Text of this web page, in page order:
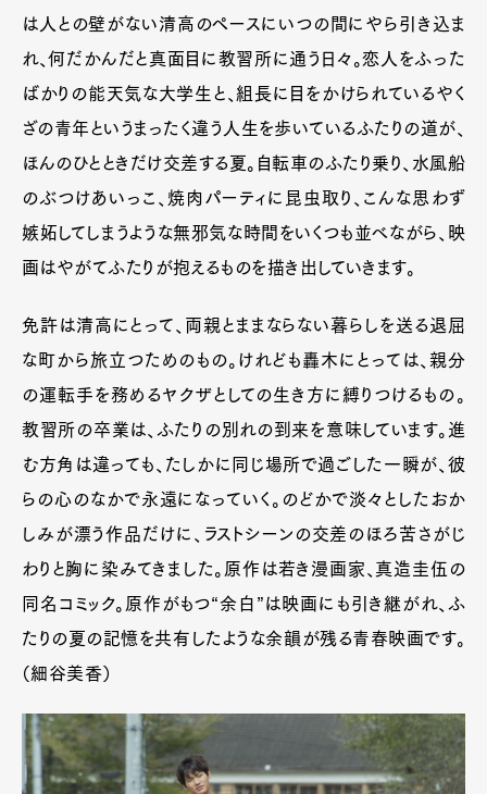
は人との壁がない清高のペースにいつの間にやら引き込ま
れ、何だかんだと真面目に教習所に通う日々。恋人をふった
ばかりの能天気な大学生と、組長に目をかけられているやく
ざの青年というまったく違う人生を歩いているふたりの道が、
ほんのひとときだけ交差する夏。自転車のふたり乗り、水風船
のぶつけあいっこ、焼肉パーティに昆虫取り、こんな思わず
嫉妬してしまうような無邪気な時間をいくつも並べながら、映
画はやがてふたりが抱えるものを描き出していきます。
免許は清高にとって、両親とままならない暮らしを送る退屈
な町から旅立つためのもの。けれども轟木にとっては、親分
の運転手を務めるヤクザとしての生き方に縛りつけるもの。
教習所の卒業は、ふたりの別れの到来を意味しています。進
む方角は違っても、たしかに同じ場所で過ごした一瞬が、彼
らの心のなかで永遠になっていく。のどかで淡々としたおか
しみが漂う作品だけに、ラストシーンの交差のほろ苦さがじ
わりと胸に染みてきました。原作は若き漫画家、真造圭伍の
同名コミック。原作がもつ“余白”は映画にも引き継がれ、ふ
たりの夏の記憶を共有したような余韻が残る青春映画です。
（細谷美香）